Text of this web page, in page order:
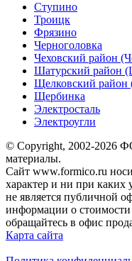
Ступино
Троицк
Фрязино
Черноголовка
Чеховский район
Шатурский район
Щелковский район
Щербинка
Электросталь
Электроугли
© Copyright, 2002-2026
материалы.
Сайт www.formico.ru
характер и ни при каких
не является публичной
информации о
обращайтесь в офис
Карта сайта